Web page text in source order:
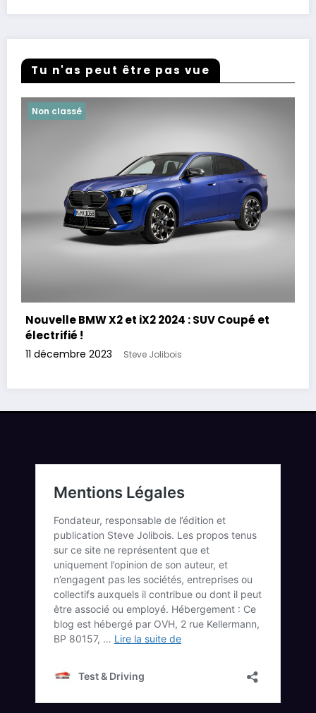
Tu n'as peut être pas vue
Non classé
Nouvelle BMW X2 et iX2 2024 : SUV Coupé et
électrifié !
11 décembre 2023 Steve Jolibois